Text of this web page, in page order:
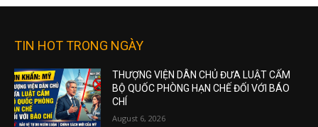
TIN HOT TRONG NGÀY
THƯỢNG VIỆN DÂN CHỦ ĐƯA LUẬT CẤM
BỘ QUỐC PHÒNG HẠN CHẾ ĐỐI VỚI BÁO
CHÍ
August 6, 2026